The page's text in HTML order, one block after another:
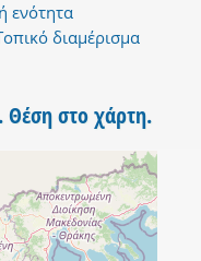
ενότητα
διαμέρισμα
Θέση στο χάρτη.